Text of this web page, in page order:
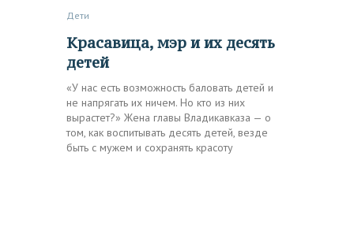
Дети
Красавица, мэр и их десять
детей
«У нас есть возможность баловать детей и
не напрягать их ничем. Но кто из них
вырастет?» Жена главы Владикавказа — о
том, как воспитывать десять детей, везде
быть с мужем и сохранять красоту